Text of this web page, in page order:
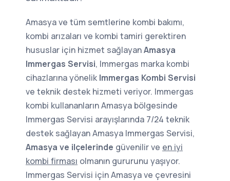
Amasya ve tüm semtlerine kombi bakımı,
kombi arızaları ve kombi tamiri gerektiren
hususlar için hizmet sağlayanAmasya
Immergas Servisi, Immergas marka kombi
cihazlarına yönelik Immergas Kombi Servisi
ve teknik destek hizmeti veriyor. Immergas
kombi kullananların Amasya bölgesinde
Immergas Servisi arayışlarında 7/24 teknik
destek sağlayan Amasya Immergas Servisi,
Amasya ve ilçelerinde güvenilir ve en iyi
kombi firması olmanın gururunu yaşıyor.
Immergas Servisi için Amasya ve çevresini